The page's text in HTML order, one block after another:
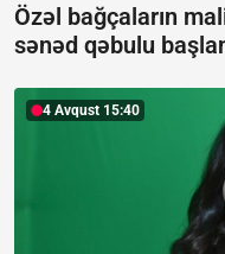
Özəl bağçaların
sənəd qəbulu
4 Avqust 15:40